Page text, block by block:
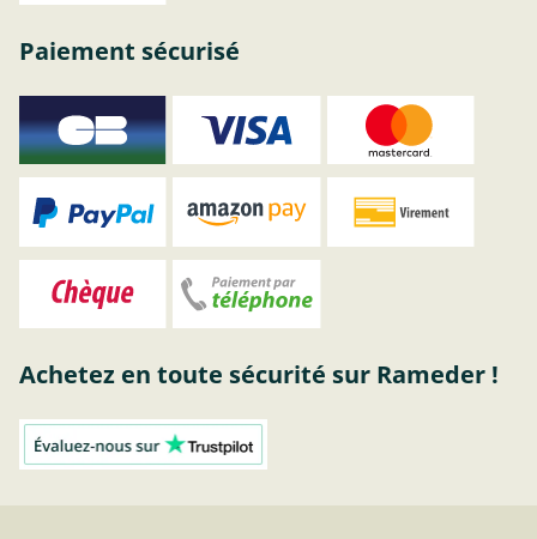
Paiement sécurisé
Achetez en toute sécurité sur Rameder !